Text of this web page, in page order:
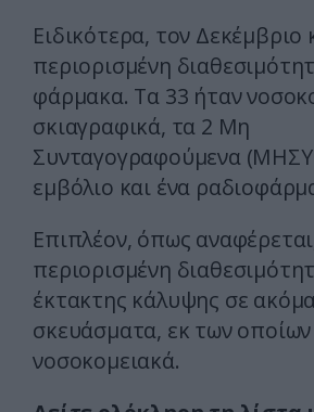
Ειδικότερα, τον
περιορισμένη
φάρμακα. Τα 33 ήταν
σκιαγραφικά, τα 2 Μη
Συνταγογραφούμενα
εμβόλιο και ένα
Επιπλέον, όπως
περιορισμένη
έκτακτης κάλυψης σε
σκευάσματα, εκ των οποίων
νοσοκομειακά.